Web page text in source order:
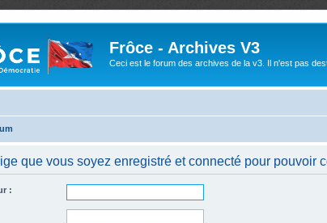
Frôce - Archives V3
Ceci est le forum des archives de la v3. Il n'est pas
que vous soyez enregistré et connecté pour pouvoir
: